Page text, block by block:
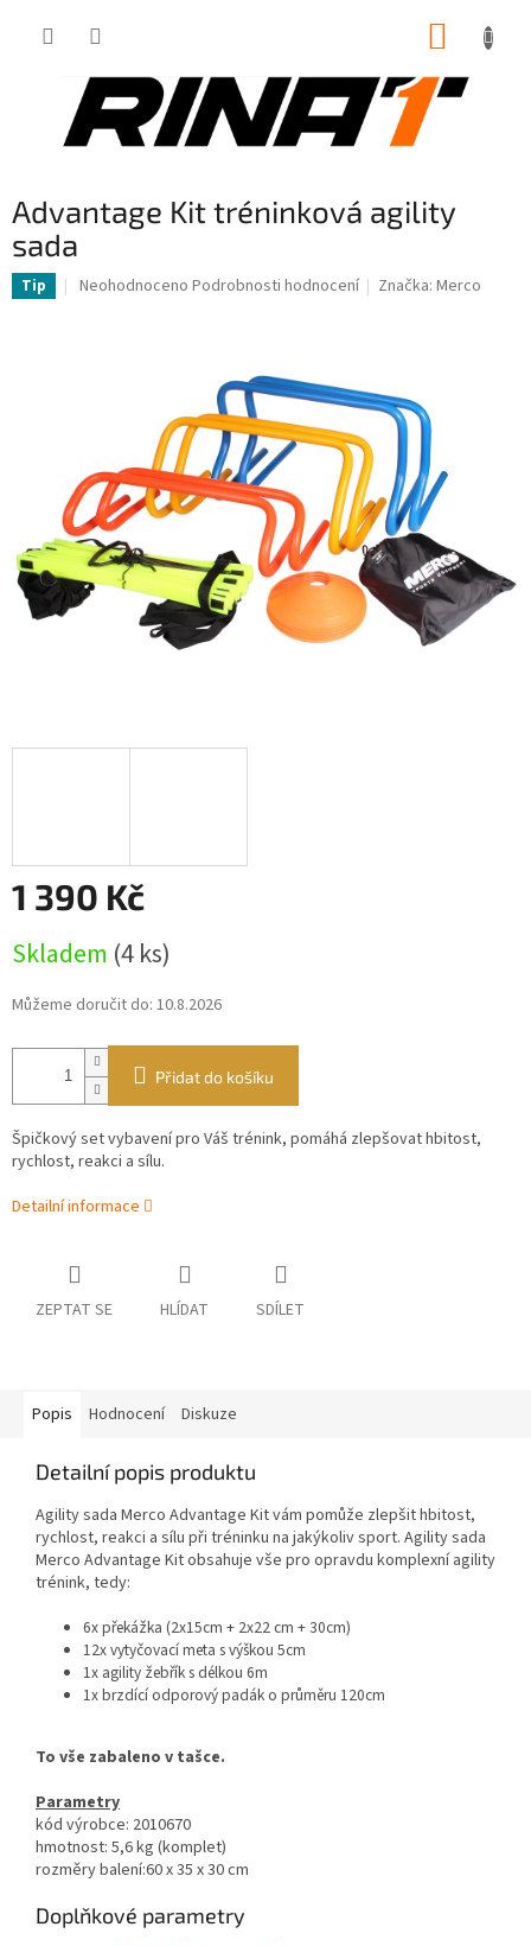
Advantage Kit tréninková agility
sada
Tip
Průměrné
Neohodnoceno Podrobnosti hodnocení Značka:Merco
1 390 Kč
cena:
Skladem (4 ks)
Můžeme doručit do: 10.8.2026
Přidat do košíku
Špičkový set vybavení pro Váš trénink, pomáhá zlepšovat hbitost,
rychlost, reakci a sílu.
Detailní informace
ZEPTAT SE HLÍDAT SDÍLET
Popis Hodnocení Diskuze
Detailní popis produktu
Agility sada Merco Advantage Kit vám pomůže zlepšit hbitost,
rychlost, reakci a sílu při tréninku na jakýkoliv sport. Agility sada
Merco Advantage Kit obsahuje vše pro opravdu komplexní agility
trénink, tedy:
6x překážka (2x15cm + 2x22 cm + 30cm)
12x vytyčovací meta s výškou 5cm
1x agility žebřík s délkou 6m
1x brzdící odporový padák o průměru 120cm
To vše zabaleno v tašce.
Parametry
kód výrobce: 2010670
hmotnost: 5,6 kg (komplet)
rozměry balení:60 x 35 x 30 cm
Doplňkové parametry